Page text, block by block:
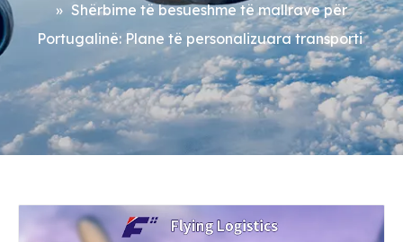
» Shërbime të besueshme të mallrave për
Portugalinë: Plane të personalizuara transporti